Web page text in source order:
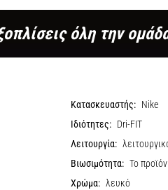
όλη την
Κατασκευαστής: Nike
Ιδιότητες: Dri-FIT
Λειτουργία:
Βιωσιμότητα: Το
Χρώμα: λευκό